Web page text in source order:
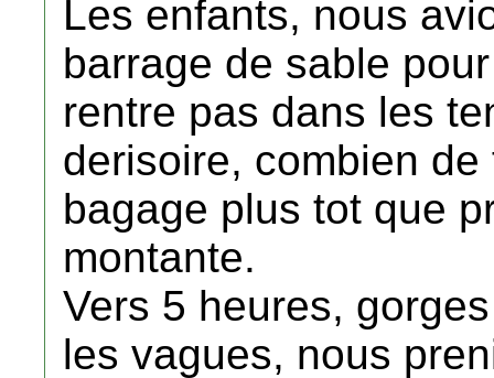
Les enfants, nous
barrage de sable
rentre pas dans les
derisoire, combien
bagage plus tot que
montante.
Vers 5 heures,
les vagues, nous